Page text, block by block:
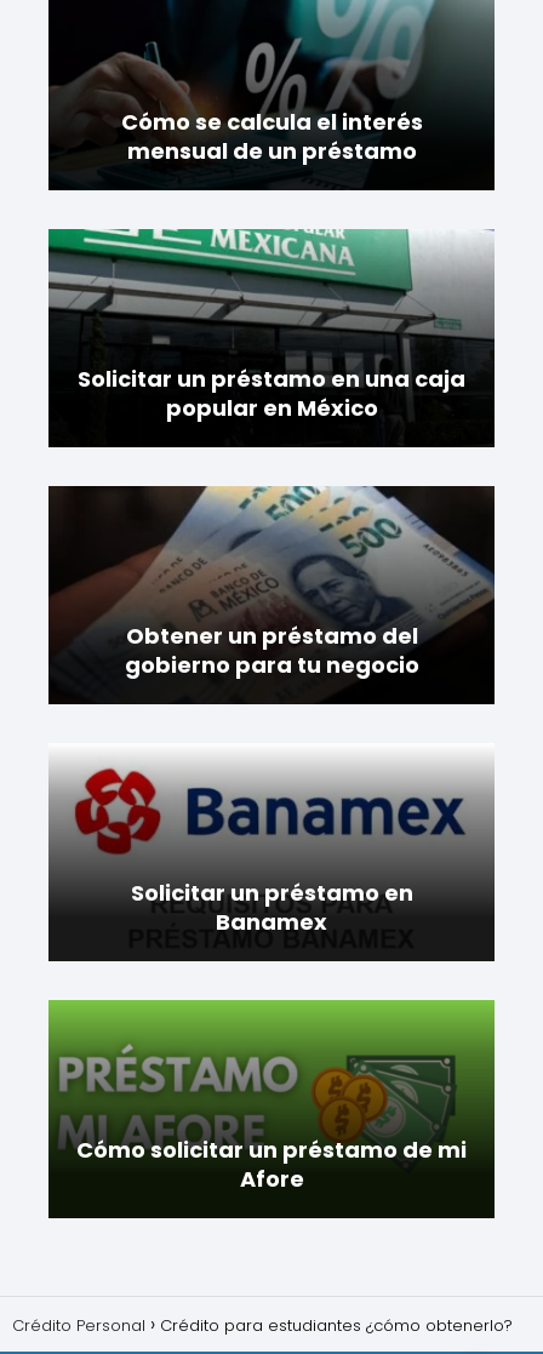
Cómo se calcula el interés
mensual de un préstamo
Solicitar un préstamo en una caja
popular en México
Obtener un préstamo del
gobierno para tu negocio
Solicitar un préstamo en
Banamex
Cómo solicitar un préstamo de mi
Afore
Crédito Personal Crédito para estudiantes ¿cómo obtenerlo?